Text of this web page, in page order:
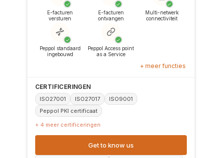
✓
E-facturen
versturen
✓
E-facturen
ontvangen
✓
Multi-netwerk
connectiviteit
✓
Peppol standaard
ingebouwd
✓
Peppol Access point
as a Service
+ meer functies
CERTIFICERINGEN
ISO27001 ISO27017
ISO9001
Peppol PKI certificaat
+ 4 meer certificeringen
Get to know us